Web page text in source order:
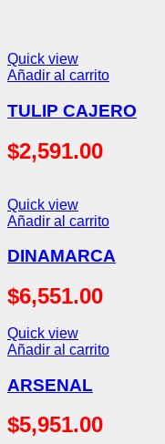
Quick view
Añadir al carrito
TULIP CAJERO
$2,591.00
Quick view
Añadir al carrito
DINAMARCA
$6,551.00
Quick view
Añadir al carrito
ARSENAL
$5,951.00